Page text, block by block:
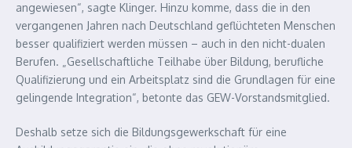
angewiesen“, sagte Klinger. Hinzu komme, dass die in den
vergangenen Jahren nach Deutschland geflüchteten Menschen
besser qualifiziert werden müssen – auch in den nicht-dualen
Berufen. „Gesellschaftliche Teilhabe über Bildung, berufliche
Qualifizierung und ein Arbeitsplatz sind die Grundlagen für eine
gelingende Integration“, betonte das GEW-Vorstandsmitglied.
Deshalb setze sich die Bildungsgewerkschaft für eine